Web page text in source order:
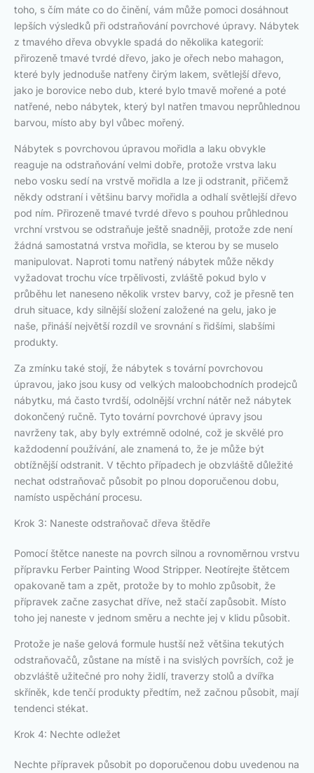
toho, s čím máte co do činění, vám může pomoci dosáhnout
lepších výsledků při odstraňování povrchové úpravy. Nábytek
z tmavého dřeva obvykle spadá do několika kategorií:
přirozeně tmavé tvrdé dřevo, jako je ořech nebo mahagon,
které byly jednoduše natřeny čirým lakem, světlejší dřevo,
jako je borovice nebo dub, které bylo tmavě mořené a poté
natřené, nebo nábytek, který byl natřen tmavou neprůhlednou
barvou, místo aby byl vůbec mořený.
Nábytek s povrchovou úpravou mořidla a laku obvykle
reaguje na odstraňování velmi dobře, protože vrstva laku
nebo vosku sedí na vrstvě mořidla a lze ji odstranit, přičemž
někdy odstraní i většinu barvy mořidla a odhalí světlejší dřevo
pod ním. Přirozeně tmavé tvrdé dřevo s pouhou průhlednou
vrchní vrstvou se odstraňuje ještě snadněji, protože zde není
žádná samostatná vrstva mořidla, se kterou by se muselo
manipulovat. Naproti tomu natřený nábytek může někdy
vyžadovat trochu více trpělivosti, zvláště pokud bylo v
průběhu let naneseno několik vrstev barvy, což je přesně ten
druh situace, kdy silnější složení založené na gelu, jako je
naše, přináší největší rozdíl ve srovnání s řidšími, slabšími
produkty.
Za zmínku také stojí, že nábytek s tovární povrchovou
úpravou, jako jsou kusy od velkých maloobchodních prodejců
nábytku, má často tvrdší, odolnější vrchní nátěr než nábytek
dokončený ručně. Tyto tovární povrchové úpravy jsou
navrženy tak, aby byly extrémně odolné, což je skvělé pro
každodenní používání, ale znamená to, že je může být
obtížnější odstranit. V těchto případech je obzvláště důležité
nechat odstraňovač působit po plnou doporučenou dobu,
namísto uspěchání procesu.
Krok 3: Naneste odstraňovač dřeva štědře
Pomocí štětce naneste na povrch silnou a rovnoměrnou vrstvu
přípravku Ferber Painting Wood Stripper. Neotírejte štětcem
opakovaně tam a zpět, protože by to mohlo způsobit, že
přípravek začne zasychat dříve, než stačí zapůsobit. Místo
toho jej naneste v jednom směru a nechte jej v klidu působit.
Protože je naše gelová formule hustší než většina tekutých
odstraňovačů, zůstane na místě i na svislých površích, což je
obzvláště užitečné pro nohy židlí, traverzy stolů a dvířka
skříněk, kde tenčí produkty předtím, než začnou působit, mají
tendenci stékat.
Krok 4: Nechte odležet
Nechte přípravek působit po doporučenou dobu uvedenou na